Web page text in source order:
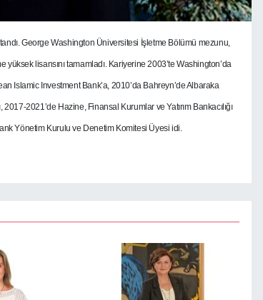
George Washington Üniversitesi İşletme Bölümü mezunu,
lisansını tamamladı. Kariyerine 2003’te Washington’da
Islamic Investment Bank’a, 2010’da Bahreyn’de Albaraka
2017-2021’de Hazine, Finansal Kurumlar ve Yatırım Bankacılığı
Yönetim Kurulu ve Denetim Komitesi Üyesi idi.